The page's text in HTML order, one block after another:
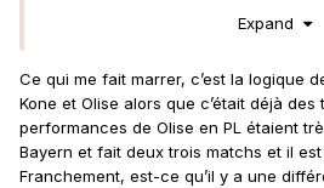
Deschamps encore et encore.
Expand
Ce qui me fait marrer, c’est la logique
Kone et Olise alors que c’était déjà
performances de Olise en PL étaient
Bayern et fait deux trois matchs et il
Franchement, est-ce qu’il y a une